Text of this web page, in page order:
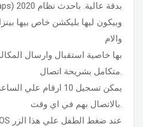
وبيكون ليها بليكشن خاص بيها
والام
متكامل بشريحة اتصال.
بالاتصال بهم في اي وقت.